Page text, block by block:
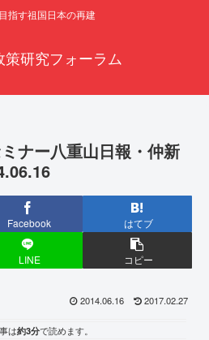
指す祖国日本の再建
策研究フォーラム
ナー八重山日報・仲新
Facebook はてブ
LINE コピー
2014.06.16 2017.02.27
は約3分で読めます。